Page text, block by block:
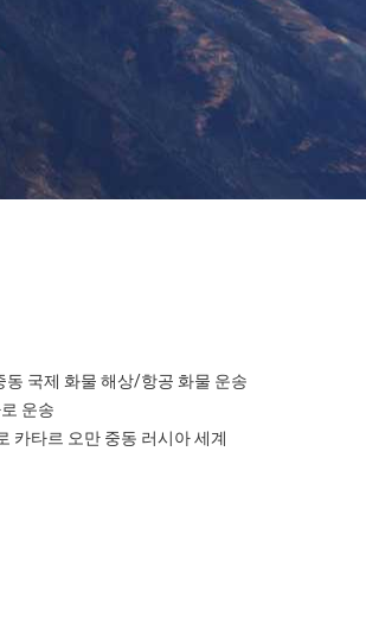
국제 화물 해상/항공 화물 운송
운송
카타르 오만 중동 러시아 세계